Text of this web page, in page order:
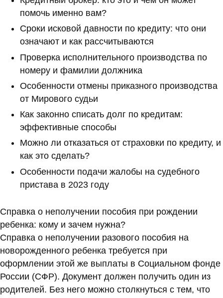
помочь именно вам?
Сроки исковой давности по кредиту: что они
означают и как рассчитываются
Проверка исполнительного производства по
номеру и фамилии должника
Особенности отмены приказного производства
от Мирового судьи
Как законно списать долг по кредитам:
эффективные способы
Можно ли отказаться от страховки по кредиту, и
как это сделать?
Особенности подачи жалобы на судебного
пристава в 2023 году
Справка о неполучении пособия при рождении
ребенка: кому и зачем нужна?
Справка о неполучении разового пособия на
новорожденного ребенка требуется при
оформлении этой же выплаты в Социальном фонде
России (СФР). Документ должен получить один из
родителей. Без него можно столкнуться с тем, что